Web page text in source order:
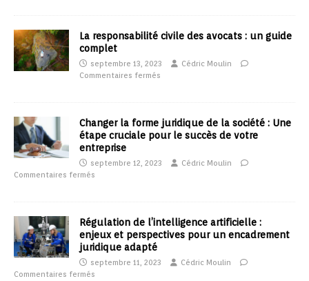
La responsabilité civile des avocats : un guide
complet
septembre 13, 2023
Cédric Moulin
Commentaires fermés
Changer la forme juridique de la société : Une
étape cruciale pour le succès de votre
entreprise
septembre 12, 2023
Cédric Moulin
Commentaires fermés
Régulation de l’intelligence artificielle :
enjeux et perspectives pour un encadrement
juridique adapté
septembre 11, 2023
Cédric Moulin
Commentaires fermés